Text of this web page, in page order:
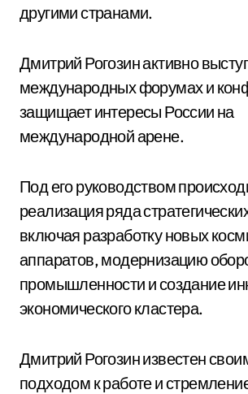
другими странами.
Дмитрий Рогозин активно
международных форумах и
защищает интересы России на
международной арене.
Под его руководством
реализация ряда
включая разработку новых
аппаратов, модернизацию
промышленности и создание
экономического кластера.
Дмитрий Рогозин известен
подходом к работе и